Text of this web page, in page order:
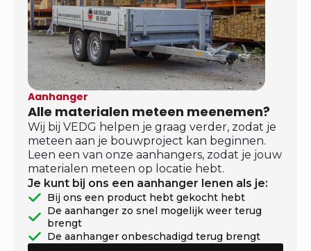
Aanhanger
Alle materialen meteen meenemen?
Wij bij VEDG helpen je graag verder, zodat je
meteen aan je bouwproject kan beginnen.
Leen een van onze aanhangers, zodat je jouw
materialen meteen op locatie hebt.
Je kunt bij ons een aanhanger lenen als je:
Bij ons een product hebt gekocht hebt
De aanhanger zo snel mogelijk weer terug
brengt
De aanhanger onbeschadigd terug brengt